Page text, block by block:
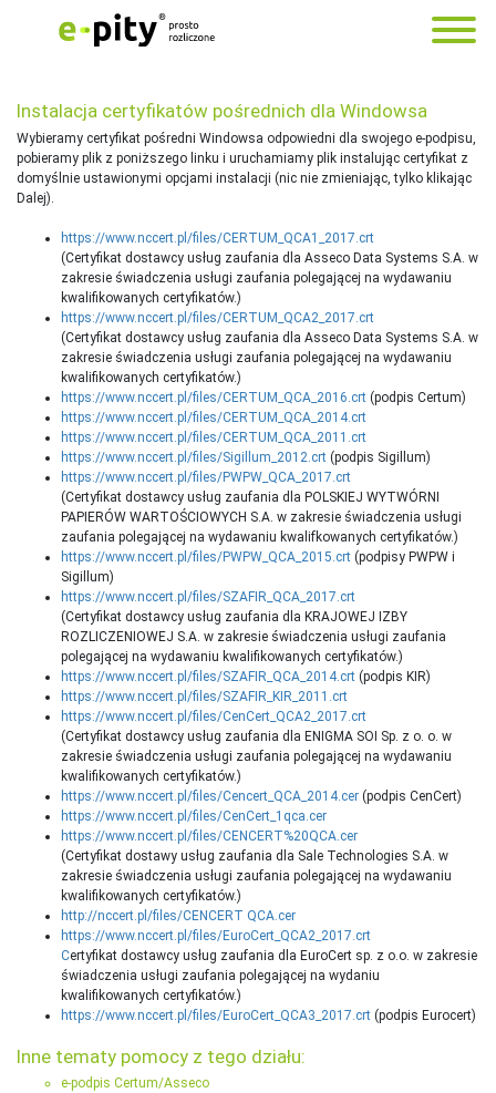
Instalacja certyfikatów pośrednich dla Windowsa
Wybieramy certyfikat pośredni Windowsa odpowiedni dla swojego e-podpisu,
pobieramy plik z poniższego linku i uruchamiamy plik instalując certyfikat z
domyślnie ustawionymi opcjami instalacji (nic nie zmieniając, tylko klikając
Dalej).
https://www.nccert.pl/files/CERTUM_QCA1_2017.crt
(Certyfikat dostawcy usług zaufania dla Asseco Data Systems S.A. w
zakresie świadczenia usługi zaufania polegającej na wydawaniu
kwalifikowanych certyfikatów.)
https://www.nccert.pl/files/CERTUM_QCA2_2017.crt
(Certyfikat dostawcy usług zaufania dla Asseco Data Systems S.A. w
zakresie świadczenia usługi zaufania polegającej na wydawaniu
kwalifikowanych certyfikatów.)
https://www.nccert.pl/files/CERTUM_QCA_2016.crt (podpis Certum)
https://www.nccert.pl/files/CERTUM_QCA_2014.crt
https://www.nccert.pl/files/CERTUM_QCA_2011.crt
https://www.nccert.pl/files/Sigillum_2012.crt (podpis Sigillum)
https://www.nccert.pl/files/PWPW_QCA_2017.crt
(Certyfikat dostawcy usług zaufania dla POLSKIEJ WYTWÓRNI
PAPIERÓW WARTOŚCIOWYCH S.A. w zakresie świadczenia usługi
zaufania polegającej na wydawaniu kwalifkowanych certyfikatów.)
https://www.nccert.pl/files/PWPW_QCA_2015.crt (podpisy PWPW i
Sigillum)
https://www.nccert.pl/files/SZAFIR_QCA_2017.crt
(Certyfikat dostawcy usług zaufania dla KRAJOWEJ IZBY
ROZLICZENIOWEJ S.A. w zakresie świadczenia usługi zaufania
polegającej na wydawaniu kwalifikowanych certyfikatów.)
https://www.nccert.pl/files/SZAFIR_QCA_2014.crt (podpis KIR)
https://www.nccert.pl/files/SZAFIR_KIR_2011.crt
https://www.nccert.pl/files/CenCert_QCA2_2017.crt
(Certyfikat dostawcy usług zaufania dla ENIGMA SOI Sp. z o. o. w
zakresie świadczenia usługi zaufania polegającej na wydawaniu
kwalifikowanych certyfikatów.)
https://www.nccert.pl/files/Cencert_QCA_2014.cer (podpis CenCert)
https://www.nccert.pl/files/CenCert_1qca.cer
https://www.nccert.pl/files/CENCERT%20QCA.cer
(Certyfikat dostawy usług zaufania dla Sale Technologies S.A. w
zakresie świadczenia usługi zaufania polegającej na wydawaniu
kwalifikowanych certyfikatów.)
http://nccert.pl/files/CENCERT QCA.cer
https://www.nccert.pl/files/EuroCert_QCA2_2017.crt
Certyfikat dostawcy usług zaufania dla EuroCert sp. z o.o. w zakresie
świadczenia usługi zaufania polegającej na wydaniu
kwalifikowanych certyfikatów.)
https://www.nccert.pl/files/EuroCert_QCA3_2017.crt (podpis Eurocert)
Inne tematy pomocy z tego działu:
e-podpis Certum/Asseco